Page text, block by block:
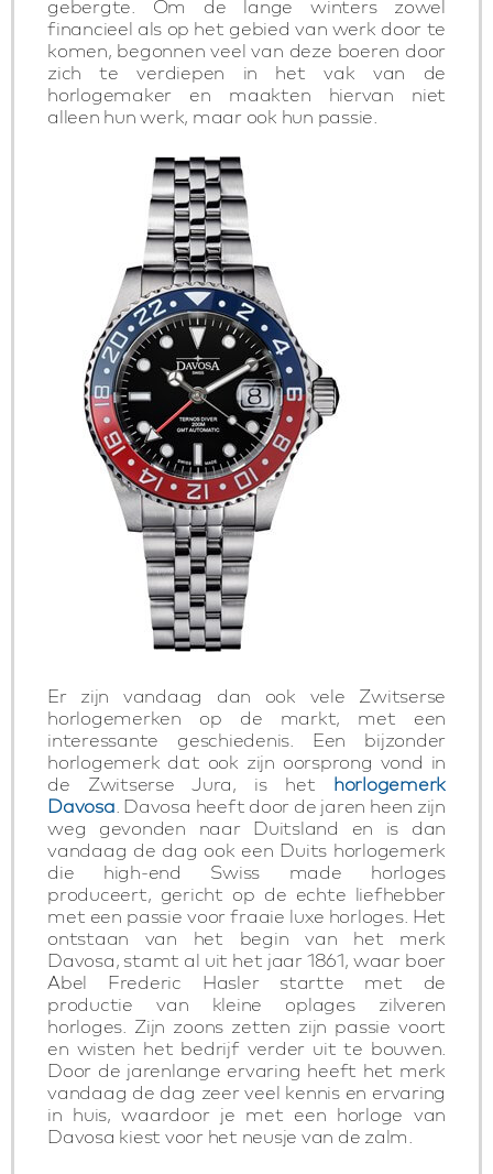
gebergte. Om de lange winters zowel
financieel als op het gebied van werk door te
komen, begonnen veel van deze boeren door
zich te verdiepen in het vak van de
horlogemaker en maakten hiervan niet
alleen hun werk, maar ook hun passie.
Er zijn vandaag dan ook vele Zwitserse
horlogemerken op de markt, met een
interessante geschiedenis. Een bijzonder
horlogemerk dat ook zijn oorsprong vond in
de Zwitserse Jura, is het horlogemerk
Davosa . Davosa heeft door de jaren heen zijn
weg gevonden naar Duitsland en is dan
vandaag de dag ook een Duits horlogemerk
die high-end Swiss made horloges
produceert, gericht op de echte liefhebber
met een passie voor fraaie luxe horloges. Het
ontstaan van het begin van het merk
Davosa, stamt al uit het jaar 1861, waar boer
Abel Frederic Hasler startte met de
productie van kleine oplages zilveren
horloges. Zijn zoons zetten zijn passie voort
en wisten het bedrijf verder uit te bouwen.
Door de jarenlange ervaring heeft het merk
vandaag de dag zeer veel kennis en ervaring
in huis, waardoor je met een horloge van
Davosa kiest voor het neusje van de zalm.